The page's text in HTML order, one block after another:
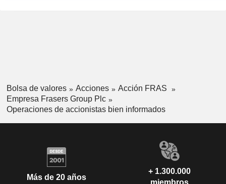
Bolsa de valores Acciones
Acción FRAS
Empresa Frasers Group Plc
Operaciones de accionistas bien informados
Más de 20 años
+ 1.300.000
miembros